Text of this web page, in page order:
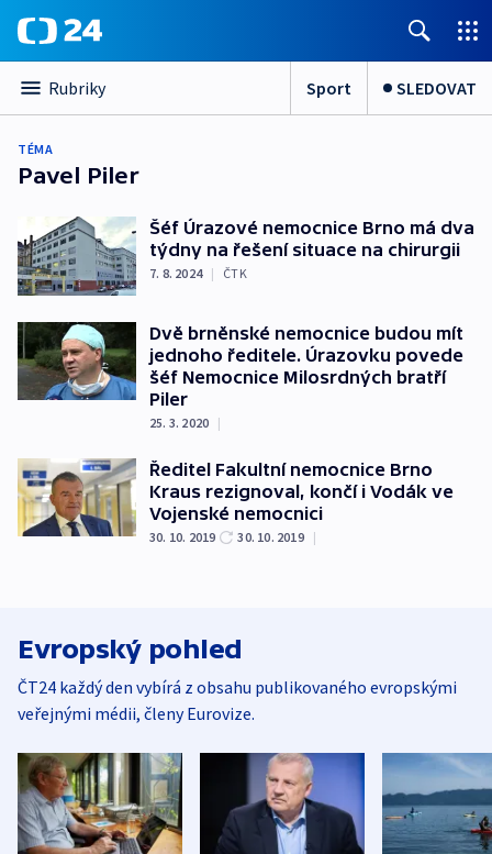
Rubriky Sport SLEDOVAT
TÉMA
Pavel Piler
Šéf Úrazové nemocnice Brno má dva
týdny na řešení situace na chirurgii
7. 8. 2024 | ČTK
Dvě brněnské nemocnice budou mít
jednoho ředitele. Úrazovku povede
šéf Nemocnice Milosrdných bratří
Piler
25. 3. 2020 |
Ředitel Fakultní nemocnice Brno
Kraus rezignoval, končí i Vodák ve
Vojenské nemocnici
30. 10. 2019 30. 10. 2019 |
Evropský pohled
ČT24 každý den vybírá z obsahu publikovaného evropskými
veřejnými médii, členy Eurovize.